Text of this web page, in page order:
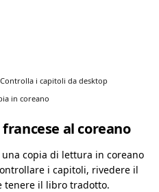
Controlla i capitoli da desktop
in coreano
al coreano
una copia di lettura in coreano
i capitoli, rivedere il
tenere il libro tradotto.